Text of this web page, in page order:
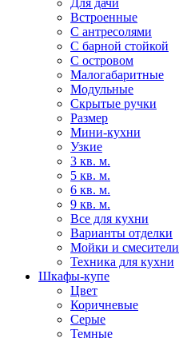
Для дачи
Встроенные
С антресолями
С барной стойкой
С островом
Малогабаритные
Модульные
Скрытые ручки
Размер
Мини-кухни
Узкие
3 кв. м.
5 кв. м.
6 кв. м.
9 кв. м.
Все для кухни
Варианты отделки
Мойки и смесители
Техника для кухни
Шкафы-купе
Цвет
Коричневые
Серые
Темные